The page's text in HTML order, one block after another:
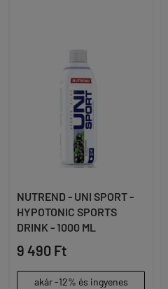
NUTREND - UNI SPORT -
HYPOTONIC SPORTS
DRINK - 1000 ML
9 490 Ft
akár -12% és ingyenes